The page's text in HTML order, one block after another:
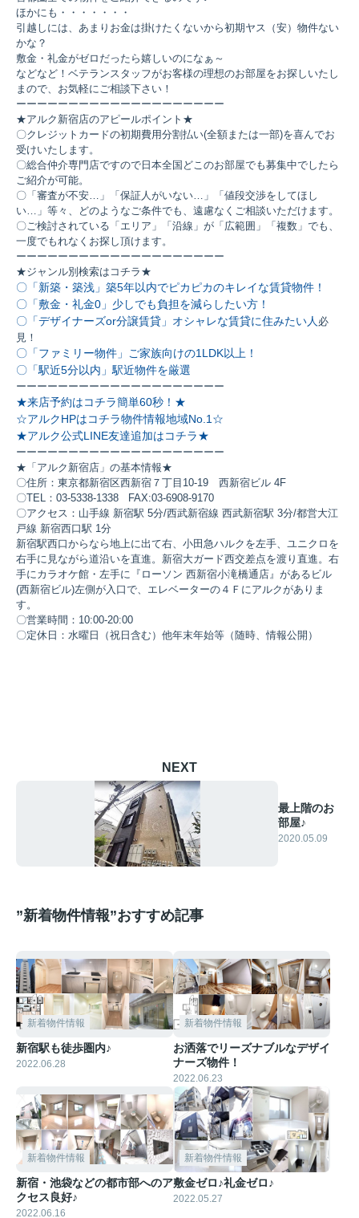
ほかにも・・・・・・・
引越しには、あまりお金は掛けたくないから初期ヤス（安）物件ない
かな？
敷金・礼金がゼロだったら嬉しいのになぁ～
などなど！ベテランスタッフがお客様の理想のお部屋をお探しいたし
まので、お気軽にご相談下さい！
ーーーーーーーーーーーーーーーーーーーー
★アルク新宿店のアピールポイント★
〇クレジットカードの初期費用分割払い(全額または一部)を喜んでお
受けいたします。
〇総合仲介専門店ですので日本全国どこのお部屋でも募集中でしたら
ご紹介が可能。
〇「審査が不安…」「保証人がいない…」「値段交渉をしてほし
い…」等々、どのようなご条件でも、遠慮なくご相談いただけます。
〇ご検討されている「エリア」「沿線」が「広範囲」「複数」でも、
一度でもれなくお探し頂けます。
ーーーーーーーーーーーーーーーーーーーー
★ジャンル別検索はコチラ★
〇「新築・築浅」築5年以内でピカピカのキレイな賃貸物件！
〇「敷金・礼金0」少しでも負担を減らしたい方！
〇「デザイナーズor分譲賃貸」オシャレな賃貸に住みたい人 必
見！
〇「ファミリー物件」ご家族向けの1LDK以上！
〇「駅近5分以内」駅近物件を厳選
ーーーーーーーーーーーーーーーーーーーー
★来店予約はコチラ簡単60秒！★
☆アルクHPはコチラ物件情報地域No.1☆
★アルク公式LINE友達追加はコチラ★
ーーーーーーーーーーーーーーーーーーーー
★「アルク新宿店」の基本情報★
〇住所：東京都新宿区西新宿７丁目10-19 西新宿ビル 4F
〇TEL：03-5338-1338 FAX:03-6908-9170
〇アクセス：山手線 新宿駅 5分/西武新宿線 西武新宿駅 3分/都営大江
戸線 新宿西口駅 1分
新宿駅西口からなら地上に出て右、小田急ハルクを左手、ユニクロを
右手に見ながら道沿いを直進。新宿大ガード西交差点を渡り直進。右
手にカラオケ館・左手に『ローソン 西新宿小滝橋通店』があるビル
(西新宿ビル)左側が入口で、エレベーターの４Ｆにアルクがありま
す。
〇営業時間：10:00-20:00
〇定休日：水曜日（祝日含む）他年末年始等（随時、情報公開）
NEXT
最上階のお
部屋♪
2020.05.09
”新着物件情報”おすすめ記事
新着物件情報
新宿駅も徒歩圏内♪
2022.06.28
新着物件情報
お洒落でリーズナブルなデザイ
ナーズ物件！
2022.06.23
新着物件情報
新宿・池袋などの都市部へのア
クセス良好♪
2022.06.16
新着物件情報
敷金ゼロ♪礼金ゼロ♪
2022.05.27